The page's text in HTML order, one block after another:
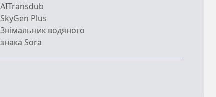
AITransdub
SkyGen Plus
Знімальник водяного
знака Sora